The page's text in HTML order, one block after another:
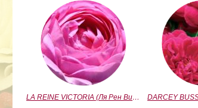
LA REINE VICTORIA (Ля Рен Виктория)